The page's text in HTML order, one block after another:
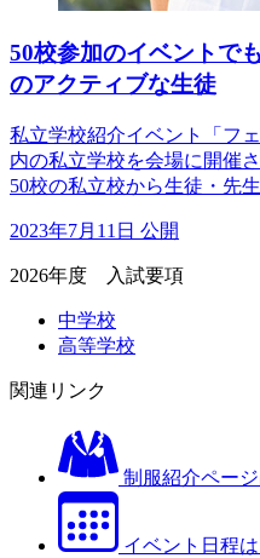
50校参加のイベントで
のアクティブな生徒
私立学校紹介イベント「フ
内の私立学校を会場に開催
50校の私立校から生徒・先
2023年7月11日 公開
2026年度 入試要項
中学校
高等学校
関連リンク
制服紹介ペー
イベント日程